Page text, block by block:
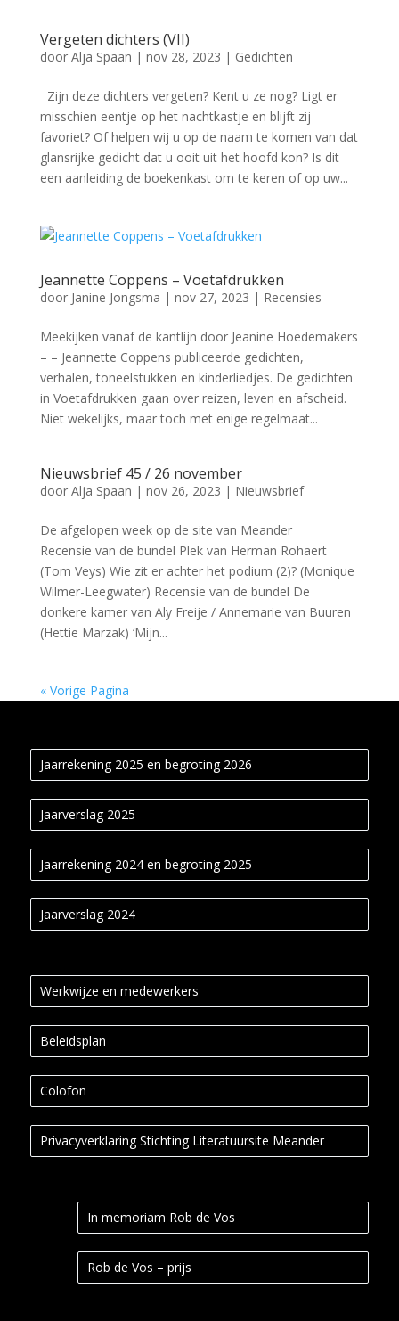
Vergeten dichters (VII)
door Alja Spaan | nov 28, 2023 | Gedichten
Zijn deze dichters vergeten? Kent u ze nog? Ligt er
misschien eentje op het nachtkastje en blijft zij
favoriet? Of helpen wij u op de naam te komen van dat
glansrijke gedicht dat u ooit uit het hoofd kon? Is dit
een aanleiding de boekenkast om te keren of op uw...
Jeannette Coppens – Voetafdrukken
door Janine Jongsma | nov 27, 2023 | Recensies
Meekijken vanaf de kantlijn door Jeanine Hoedemakers
– – Jeannette Coppens publiceerde gedichten,
verhalen, toneelstukken en kinderliedjes. De gedichten
in Voetafdrukken gaan over reizen, leven en afscheid.
Niet wekelijks, maar toch met enige regelmaat...
Nieuwsbrief 45 / 26 november
door Alja Spaan | nov 26, 2023 | Nieuwsbrief
De afgelopen week op de site van Meander
Recensie van de bundel Plek van Herman Rohaert
(Tom Veys) Wie zit er achter het podium (2)? (Monique
Wilmer-Leegwater) Recensie van de bundel De
donkere kamer van Aly Freije / Annemarie van Buuren
(Hettie Marzak) ‘Mijn...
« Vorige Pagina
Jaarrekening 2025 en begroting 2026
Jaarverslag 2025
Jaarrekening 2024 en begroting 2025
Jaarverslag 2024
Werkwijze en medewerkers
Beleidsplan
Colofon
Privacyverklaring Stichting Literatuursite Meander
In memoriam Rob de Vos
Rob de Vos – prijs